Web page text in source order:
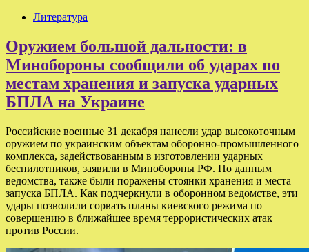
Литература
Оружием большой дальности: в
Минобороны сообщили об ударах по
местам хранения и запуска ударных
БПЛА на Украине
Российские военные 31 декабря нанесли удар высокоточным
оружием по украинским объектам оборонно-промышленного
комплекса, задействованным в изготовлении ударных
беспилотников, заявили в Минобороны РФ. По данным
ведомства, также были поражены стоянки хранения и места
запуска БПЛА. Как подчеркнули в оборонном ведомстве, эти
удары позволили сорвать планы киевского режима по
совершению в ближайшее время террористических атак
против России.